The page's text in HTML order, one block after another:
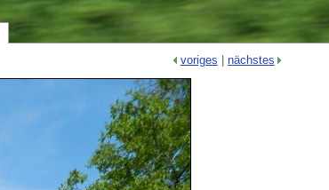
voriges nächstes